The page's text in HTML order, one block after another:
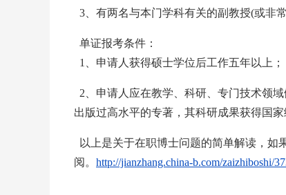
3、有两名与本门学科有关的副教授(或非
单证报考条件：
1、申请人获得硕士学位后工作五年以上；
2、申请人应在教学、科研、专门技术领
出版过高水平的专著，其科研成果获得国家
以上是关于在职博士问题的简单解读，如
阅。 http://jianzhang.china-b.com/zaizhiboshi/